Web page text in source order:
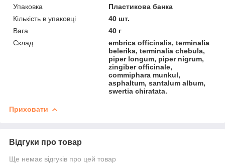
Упаковка
Пластикова банка
Кількість в упаковці
40 шт.
Вага
40 г
Склад
embrica officinalis, terminalia
belerika, terminalia chebula,
piper longum, piper nigrum,
zingiber officinale,
commiphara munkul,
asphaltum, santalum album,
swertia chiratata.
Приховати
Відгуки про товар
Ще немає відгуків про цей товар